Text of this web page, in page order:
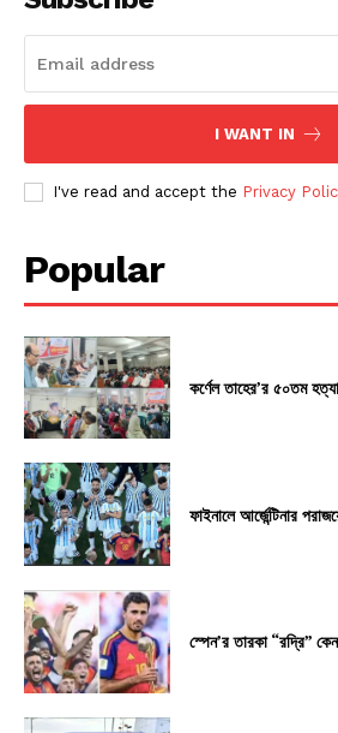
I WANT IN
I've read and accept the Privacy
Popular
কর্ণেল তাহের’র ৫০তম
ফাইনালে আর্জেন্টিনার
স্পেন’র তারকা “রদ্রি”